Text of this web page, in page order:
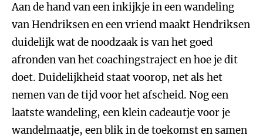
Aan de hand van een inkijkje in een wandeling
van Hendriksen en een vriend maakt Hendriksen
duidelijk wat de noodzaak is van het goed
afronden van het coachingstraject en hoe je dit
doet. Duidelijkheid staat voorop, net als het
nemen van de tijd voor het afscheid. Nog een
laatste wandeling, een klein cadeautje voor je
wandelmaatje, een blik in de toekomst en samen